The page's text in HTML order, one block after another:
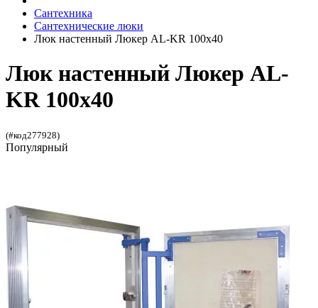
Сантехника
Сантехнические люки
Люк настенный Люкер AL-KR 100x40
Люк настенный Люкер AL-
KR 100x40
(#код277928)
Популярный